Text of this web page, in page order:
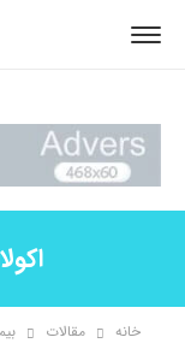
خانه مقالات